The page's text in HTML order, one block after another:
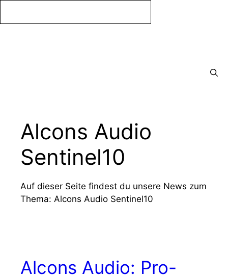
Alcons Audio
Sentinel10
Auf dieser Seite findest du unsere News zum
Thema: Alcons Audio Sentinel10
Alcons Audio: Pro-